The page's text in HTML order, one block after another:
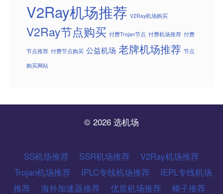
V2Ray机场推荐 V2Ray机场购买
V2Ray节点购买 付费Trojan节点 付费机场推荐 付费
节点推荐 付费节点购买 公益机场 老牌机场推荐 节点
购买网站
© 2026 选机场
SS机场推荐 SSR机场推荐
V2Ray机场推荐
Trojan机场推荐
IPLC专线机场推荐
IEPL专线机场
推荐
海外加速器推荐 优质机场推荐 梯子推荐